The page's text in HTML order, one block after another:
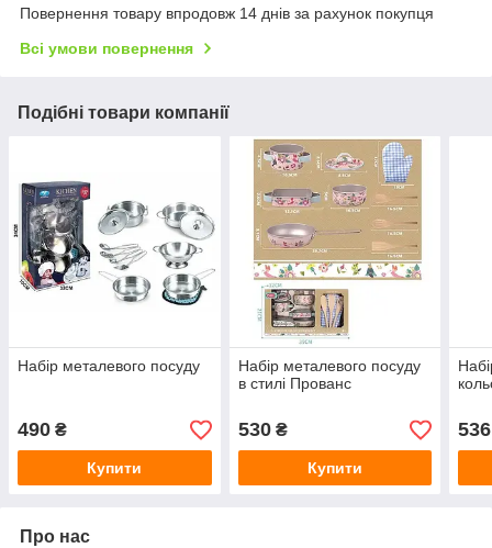
Повернення товару впродовж 14 днів за рахунок покупця
Всі умови повернення
Подібні товари компанії
Набір металевого посуду
490 ₴
Купити
Набір металевого посуду
в стилі Прованс
530₴
Купити
536
Про нас